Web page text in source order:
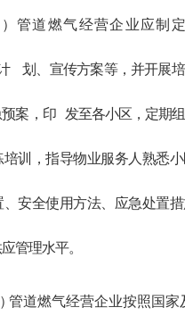
）管道燃气经营企业应制
划、宣传方案等，并开展
案，印 发至各小区，定期
培训，指导物业服务人熟悉
、安全使用方法、应急处置
管理水平。
） 管道燃气经营企业按照国家